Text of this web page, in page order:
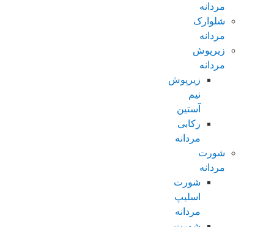
مردانه
شلوارک
مردانه
زیرپوش
مردانه
زیرپوش
نیم
آستین
رکابی
مردانه
شورت
مردانه
شورت
اسلیپ
مردانه